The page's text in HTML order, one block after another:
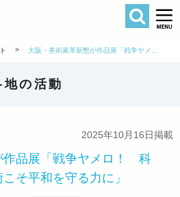
全国革新懇
検索
>
地の活動
2025年10月16日掲載
作品展「戦争ヤメロ！ 科
そ平和を守る力に」